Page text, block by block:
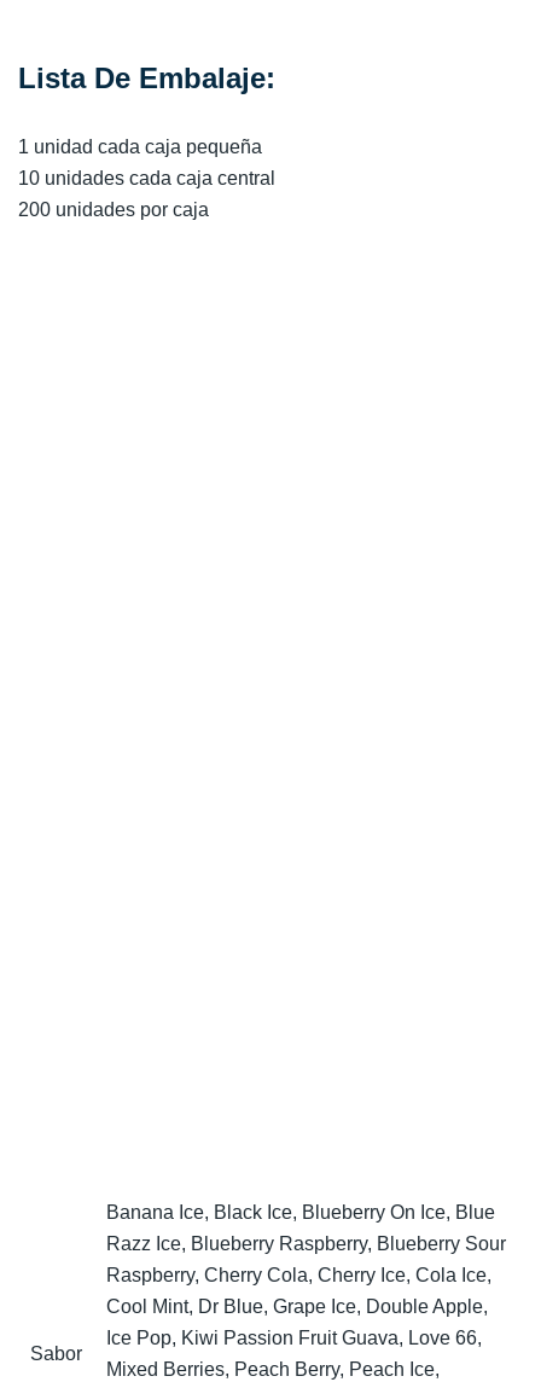
Lista De Embalaje:
1 unidad cada caja pequeña
10 unidades cada caja central
200 unidades por caja
Sabor
Banana Ice, Black Ice, Blueberry On Ice, Blue
Razz Ice, Blueberry Raspberry, Blueberry Sour
Raspberry, Cherry Cola, Cherry Ice, Cola Ice,
Cool Mint, Dr Blue, Grape Ice, Double Apple,
Ice Pop, Kiwi Passion Fruit Guava, Love 66,
Mixed Berries, Peach Berry, Peach Ice,